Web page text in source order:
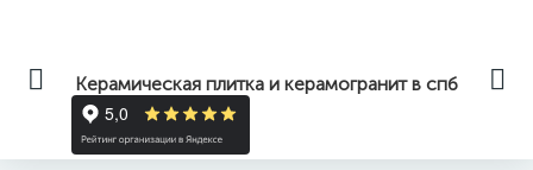
Керамическая плитка и керамогранит в спб